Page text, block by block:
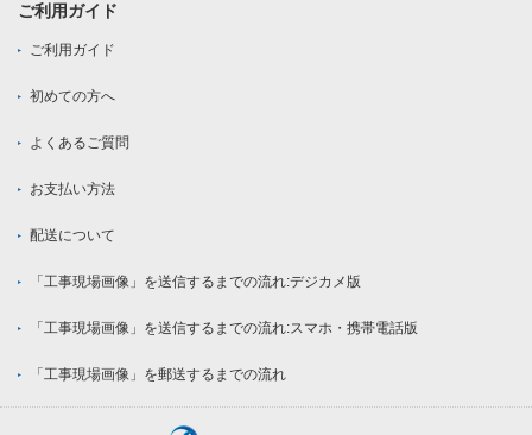
ご利用ガイド
ご利用ガイド
初めての方へ
よくあるご質問
お支払い方法
配送について
「工事現場画像」を送信するまでの流れ:デジカメ版
「工事現場画像」を送信するまでの流れ:スマホ・携帯電話版
「工事現場画像」を郵送するまでの流れ